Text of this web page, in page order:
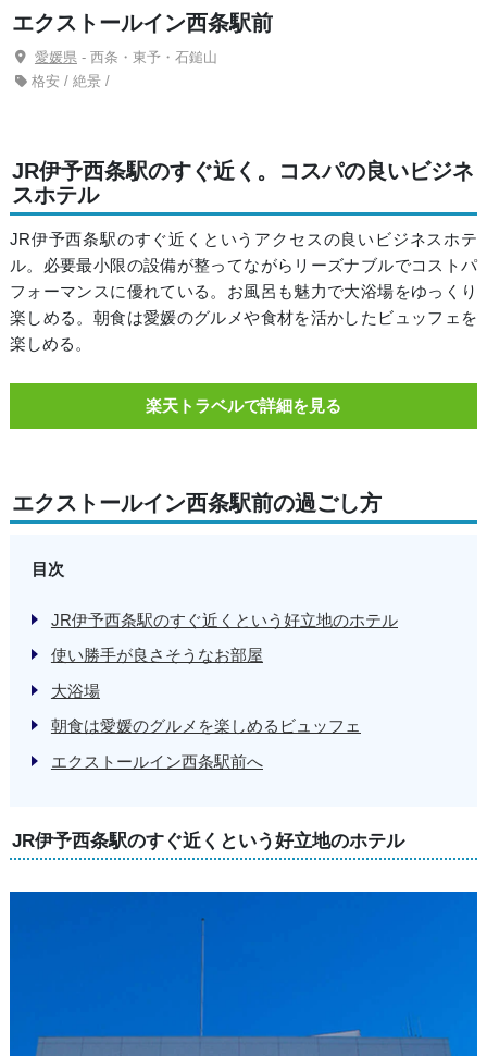
エクストールイン西条駅前
愛媛県- 西条・東予・石鎚山
格安 / 絶景 /
JR伊予西条駅のすぐ近く。コスパの良いビジネ
スホテル
JR伊予西条駅のすぐ近くというアクセスの良いビジネスホテ
ル。必要最小限の設備が整ってながらリーズナブルでコストパ
フォーマンスに優れている。お風呂も魅力で大浴場をゆっくり
楽しめる。朝食は愛媛のグルメや食材を活かしたビュッフェを
楽しめる。
楽天トラベルで詳細を見る
エクストールイン西条駅前の過ごし方
目次
JR伊予西条駅のすぐ近くという好立地のホテル
使い勝手が良さそうなお部屋
大浴場
朝食は愛媛のグルメを楽しめるビュッフェ
エクストールイン西条駅前へ
JR伊予西条駅のすぐ近くという好立地のホテル